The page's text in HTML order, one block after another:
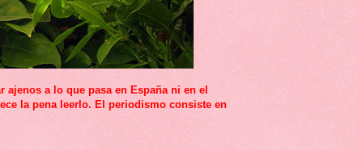
a lo que pasa en España ni en el
la pena leerlo. El periodismo consiste en